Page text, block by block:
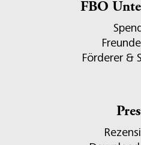
FBO
Förderer &